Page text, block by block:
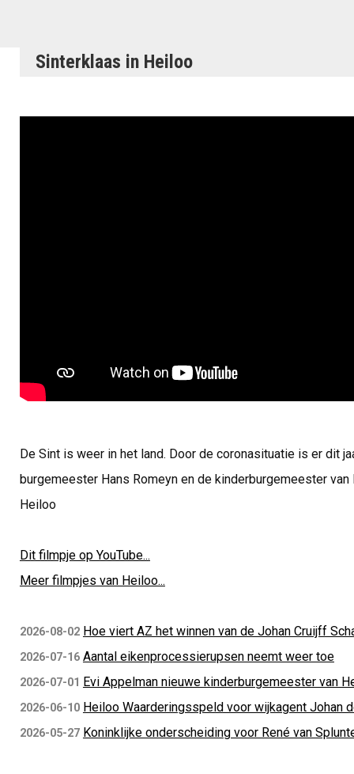
Sinterklaas in Heiloo
De Sint is weer in het land. Door de coronasituatie is er dit
burgemeester Hans Romeyn en de kinderburgemeester van
Heiloo
Dit filmpje op YouTube...
Meer filmpjes van Heiloo...
2026-08-02 Hoe viert AZ het winnen van de Johan Cruijff
2026-07-16 Aantal eikenprocessierupsen neemt weer toe
2026-07-01 Evi Appelman nieuwe kinderburgemeester van
2026-06-10 Heiloo Waarderingsspeld voor wijkagent Johan
2026-05-27 Koninklijke onderscheiding voor René van